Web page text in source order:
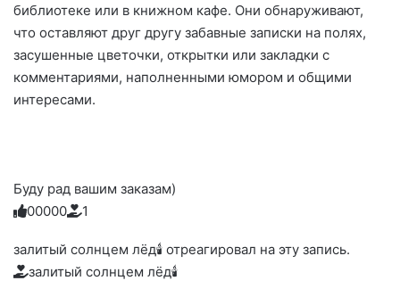
библиотеке или в книжном кафе. Они обнаруживают,
что оставляют друг другу забавные записки на полях,
засушенные цветочки, открытки или закладки с
комментариями, наполненными юмором и общими
интересами.
Буду рад вашим заказам)
Голосуйте
вверх.
0
Нажмите
реакцию:
0
Нажмите
реакцию:
до
0
Нажмите
реакцию:
0
Нажмите
реакцию:
0
Нажмите
благодарю
1
залитый солнцем лёд🕯 отреагировал на эту запись.
залитый солнцем лёд🕯